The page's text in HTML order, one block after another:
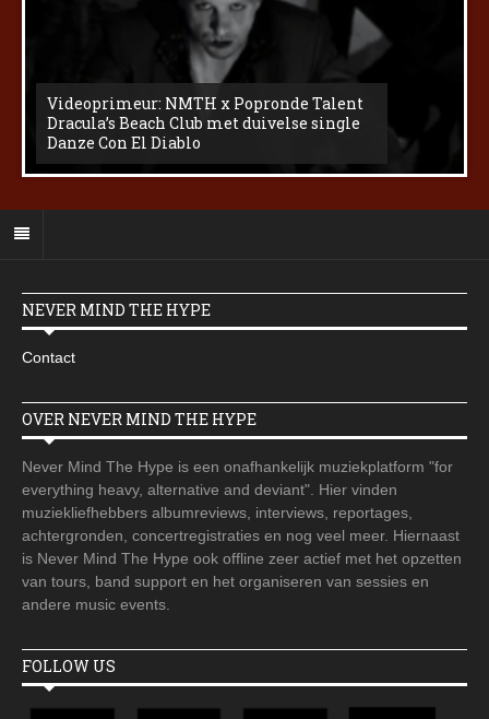
Videoprimeur: NMTH x Popronde Talent
Dracula’s Beach Club met duivelse single
Danze Con El Diablo
NEVER MIND THE HYPE
Contact
OVER NEVER MIND THE HYPE
Never Mind The Hype is een onafhankelijk muziekplatform "for
everything heavy, alternative and deviant". Hier vinden
muziekliefhebbers albumreviews, interviews, reportages,
achtergronden, concertregistraties en nog veel meer. Hiernaast
is Never Mind The Hype ook offline zeer actief met het opzetten
van tours, band support en het organiseren van sessies en
andere music events.
FOLLOW US